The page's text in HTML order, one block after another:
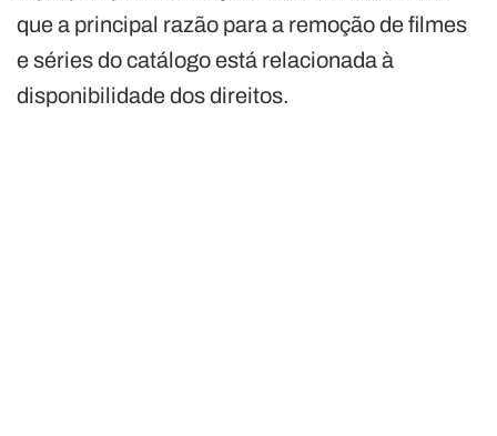
que a principal razão para a remoção de filmes
e séries do catálogo está relacionada à
disponibilidade dos direitos.